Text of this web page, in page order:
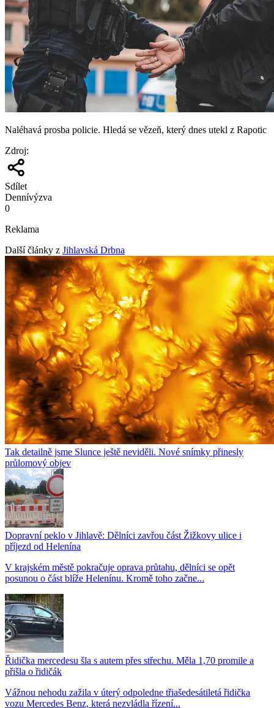
Naléhavá prosba policie. Hledá se vězeň, který dnes utekl z Rapotic
Zdroj:
Sdílet
Dennívýzva
0
Reklama
Další články z Jihlavská Drbna
Tak detailně jsme Slunce ještě neviděli. Nové snímky přinesly
průlomový objev
Dopravní peklo v Jihlavě: Dělníci zavřou část Žižkovy ulice i
příjezd od Helenína
V krajském městě pokračuje oprava průtahu, dělníci se opět
posunou o část blíže Helenínu. Kromě toho začne...
Řidička mercedesu šla s autem přes střechu. Měla 1,70 promile a
přišla o řidičák
Vážnou nehodu zažila v úterý odpoledne třiašedesátiletá řidička
vozu Mercedes Benz, která nezvládla řízení...